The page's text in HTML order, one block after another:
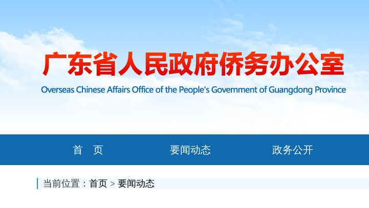
首 页 要闻动态 政务公开
当前位置： 首页 > 要闻动态